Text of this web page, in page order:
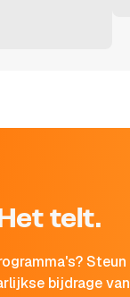
telt.
Steun
bijdrage van